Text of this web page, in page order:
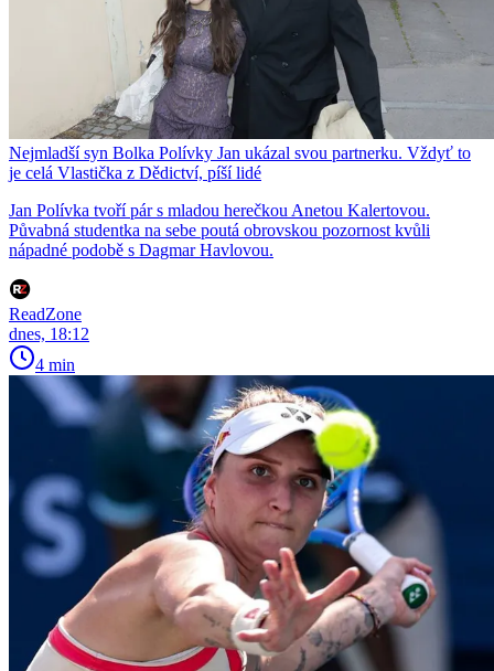
Nejmladší syn Bolka Polívky Jan ukázal svou partnerku. Vždyť to
je celá Vlastička z Dědictví, píší lidé
Jan Polívka tvoří pár s mladou herečkou Anetou Kalertovou.
Půvabná studentka na sebe poutá obrovskou pozornost kvůli
nápadné podobě s Dagmar Havlovou.
ReadZone
dnes, 18:12
4 min